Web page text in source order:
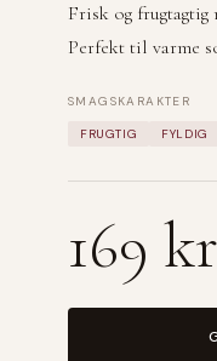
Frisk og
Perfekt til varme
SMAGSKARAKTER
FRUGTIG FYLDIG
169 kr